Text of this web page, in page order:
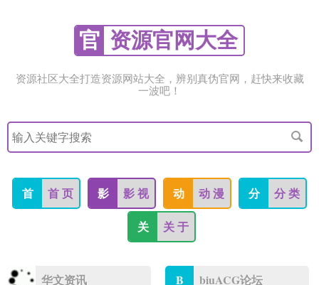
官 资源官网大全
资源社区大全打造资源网站大全，辨别真伪官网，赶快来收藏
一波吧！
搜
索
关
字
首 首 页 影 影 视 动 动 漫 分 分 类
关 关 于
华文资讯 B BiuACG论坛